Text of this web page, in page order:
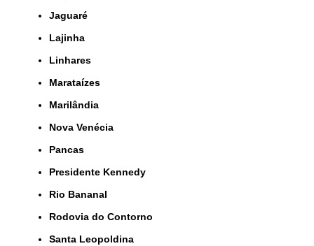
Jaguaré
Lajinha
Linhares
Marataízes
Marilândia
Nova Venécia
Pancas
Presidente Kennedy
Rio Bananal
Rodovia do Contorno
Santa Leopoldina